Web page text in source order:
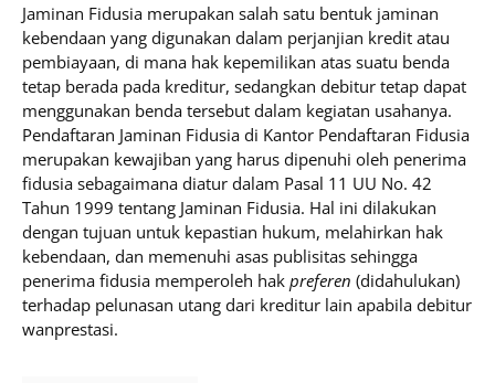
Jaminan Fidusia merupakan salah satu bentuk jaminan
kebendaan yang digunakan dalam perjanjian kredit atau
pembiayaan, di mana hak kepemilikan atas suatu benda
tetap berada pada kreditur, sedangkan debitur tetap dapat
menggunakan benda tersebut dalam kegiatan usahanya.
Pendaftaran Jaminan Fidusia di Kantor Pendaftaran Fidusia
merupakan kewajiban yang harus dipenuhi oleh penerima
fidusia sebagaimana diatur dalam Pasal 11 UU No. 42
Tahun 1999 tentang Jaminan Fidusia. Hal ini dilakukan
dengan tujuan untuk kepastian hukum, melahirkan hak
kebendaan, dan memenuhi asas publisitas sehingga
penerima fidusia memperoleh hak preferen (didahulukan)
terhadap pelunasan utang dari kreditur lain apabila debitur
wanprestasi.